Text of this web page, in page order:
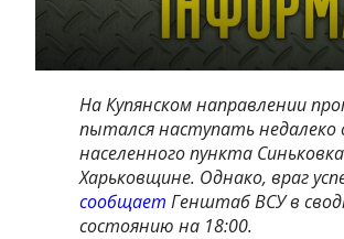
На Купянском направлении
пытался наступать недалеко
населенного пункта
Харьковщине. Однако, враг
сообщает Генштаб ВСУ в
состоянию на 18:00.